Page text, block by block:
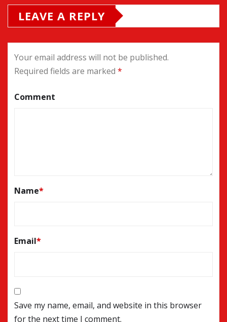
LEAVE A REPLY
Your email address will not be published.
Required fields are marked *
Comment
Name*
Email*
Save my name, email, and website in this browser
for the next time I comment.